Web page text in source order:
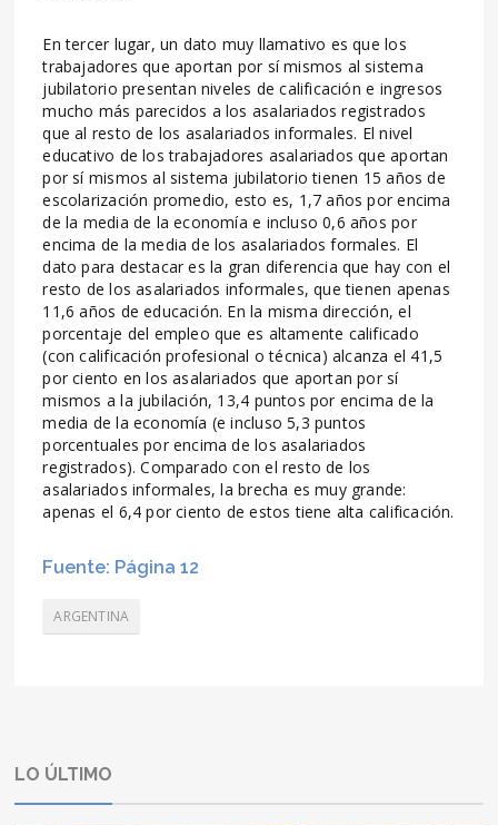
En tercer lugar, un dato muy llamativo es que los
trabajadores que aportan por sí mismos al sistema
jubilatorio presentan niveles de calificación e ingresos
mucho más parecidos a los asalariados registrados
que al resto de los asalariados informales. El nivel
educativo de los trabajadores asalariados que aportan
por sí mismos al sistema jubilatorio tienen 15 años de
escolarización promedio, esto es, 1,7 años por encima
de la media de la economía e incluso 0,6 años por
encima de la media de los asalariados formales. El
dato para destacar es la gran diferencia que hay con el
resto de los asalariados informales, que tienen apenas
11,6 años de educación. En la misma dirección, el
porcentaje del empleo que es altamente calificado
(con calificación profesional o técnica) alcanza el 41,5
por ciento en los asalariados que aportan por sí
mismos a la jubilación, 13,4 puntos por encima de la
media de la economía (e incluso 5,3 puntos
porcentuales por encima de los asalariados
registrados). Comparado con el resto de los
asalariados informales, la brecha es muy grande:
apenas el 6,4 por ciento de estos tiene alta calificación.
Fuente: Página 12
ARGENTINA
LO ÚLTIMO